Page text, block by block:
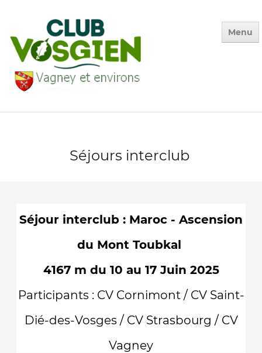
Menu
Calendrier
Environnement▼
Séjours interclub
Séjour interclub : Maroc - Ascension
du Mont Toubkal
4167 m du 10 au 17 Juin 2025
Participants : CV Cornimont / CV Saint-
Dié-des-Vosges / CV Strasbourg / CV
Vagney